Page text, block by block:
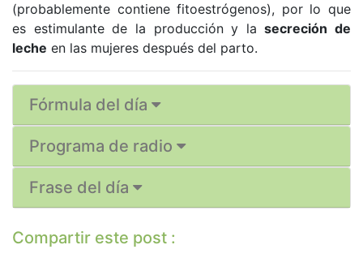
(probablemente contiene fitoestrógenos), por lo que
es estimulante de la producción y lasecreción de
leche en las mujeres después del parto.
Fórmula del día
Programa de radio
Frase del día
Compartir este post :